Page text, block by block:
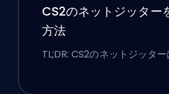
CS2のネットジッター
方法
TL;DR: CS2のネットジッタ